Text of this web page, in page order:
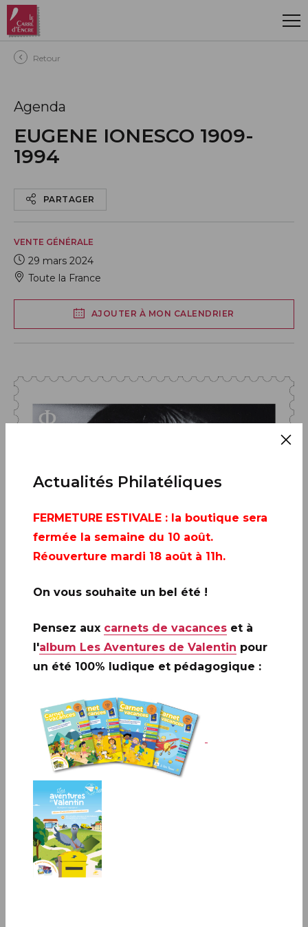
Aller au contenu principal
Retour
Agenda
EUGENE IONESCO 1909-
1994
PARTAGER
VENTE GÉNÉRALE
29 mars 2024
Toute la France
AJOUTER À MON CALENDRIER
Infos complémentaires :
Le 29 mars 2024, La Poste émet un timbre à l’effigie
d’Eugène IONESCO, dramaturge et écrivain à l’occasion du
30eanniversaire de sa disparition.
Actualités Philatéliques
FERMETURE ESTIVALE : la boutique sera
fermée la semaine du 10 août.
Réouverture mardi 18 août à 11h.
On vous souhaite un bel été !
Pensez aux carnets de vacances et à
l'album Les Aventures de Valentin pour
un été 100% ludique et pédagogique :